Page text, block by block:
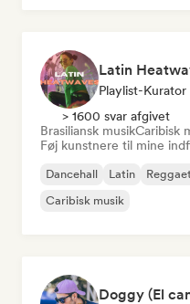
Latin
Playlist-Kurator
> 1600 svar afgivet
Brasiliansk musikCaribisk
Føj kunstnere til mine
Dancehall Latin
Caribisk musik
Doggy (El